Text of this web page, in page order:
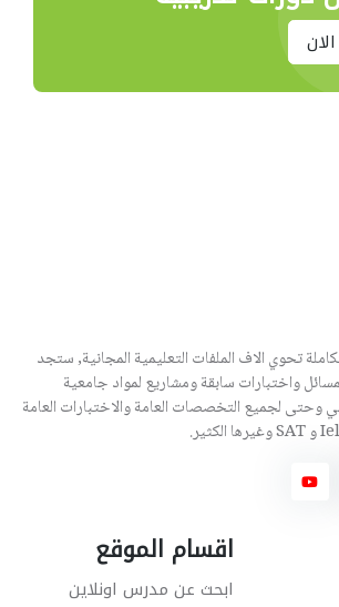
تحوي الاف الملفات التعليمية المجانية, ستجد
واختبارات سابقة ومشاريع لمواد جامعية
وحتى لجميع التخصصات العامة والاختبارات العامة
اقسام الموقع
ابحث عن مدرس اونلاين